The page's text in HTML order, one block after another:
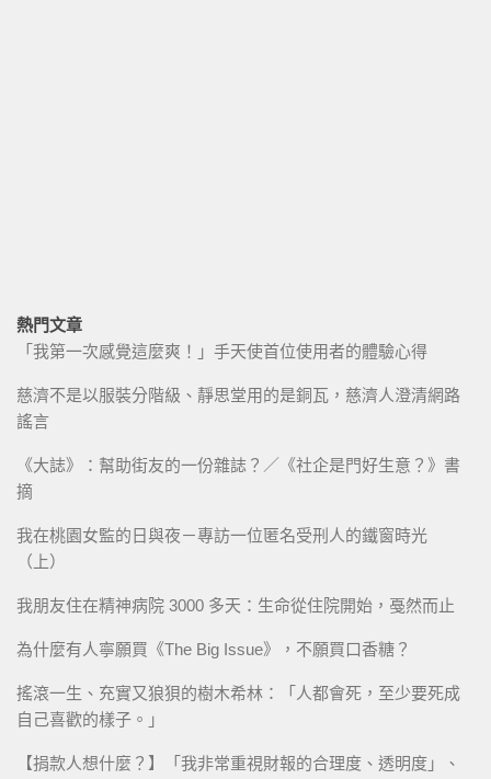
熱門文章
「我第一次感覺這麼爽！」手天使首位使用者的體驗心得
慈濟不是以服裝分階級、靜思堂用的是銅瓦，慈濟人澄清網路
謠言
《大誌》：幫助街友的一份雜誌？／《社企是門好生意？》書
摘
我在桃園女監的日與夜－專訪一位匿名受刑人的鐵窗時光
（上）
我朋友住在精神病院 3000 多天：生命從住院開始，戞然而止
為什麼有人寧願買《The Big Issue》，不願買口香糖？
搖滾一生、充實又狼狽的樹木希林：「人都會死，至少要死成
自己喜歡的樣子。」
【捐款人想什麼？】「我非常重視財報的合理度、透明度」、